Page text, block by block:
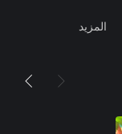
المزيد